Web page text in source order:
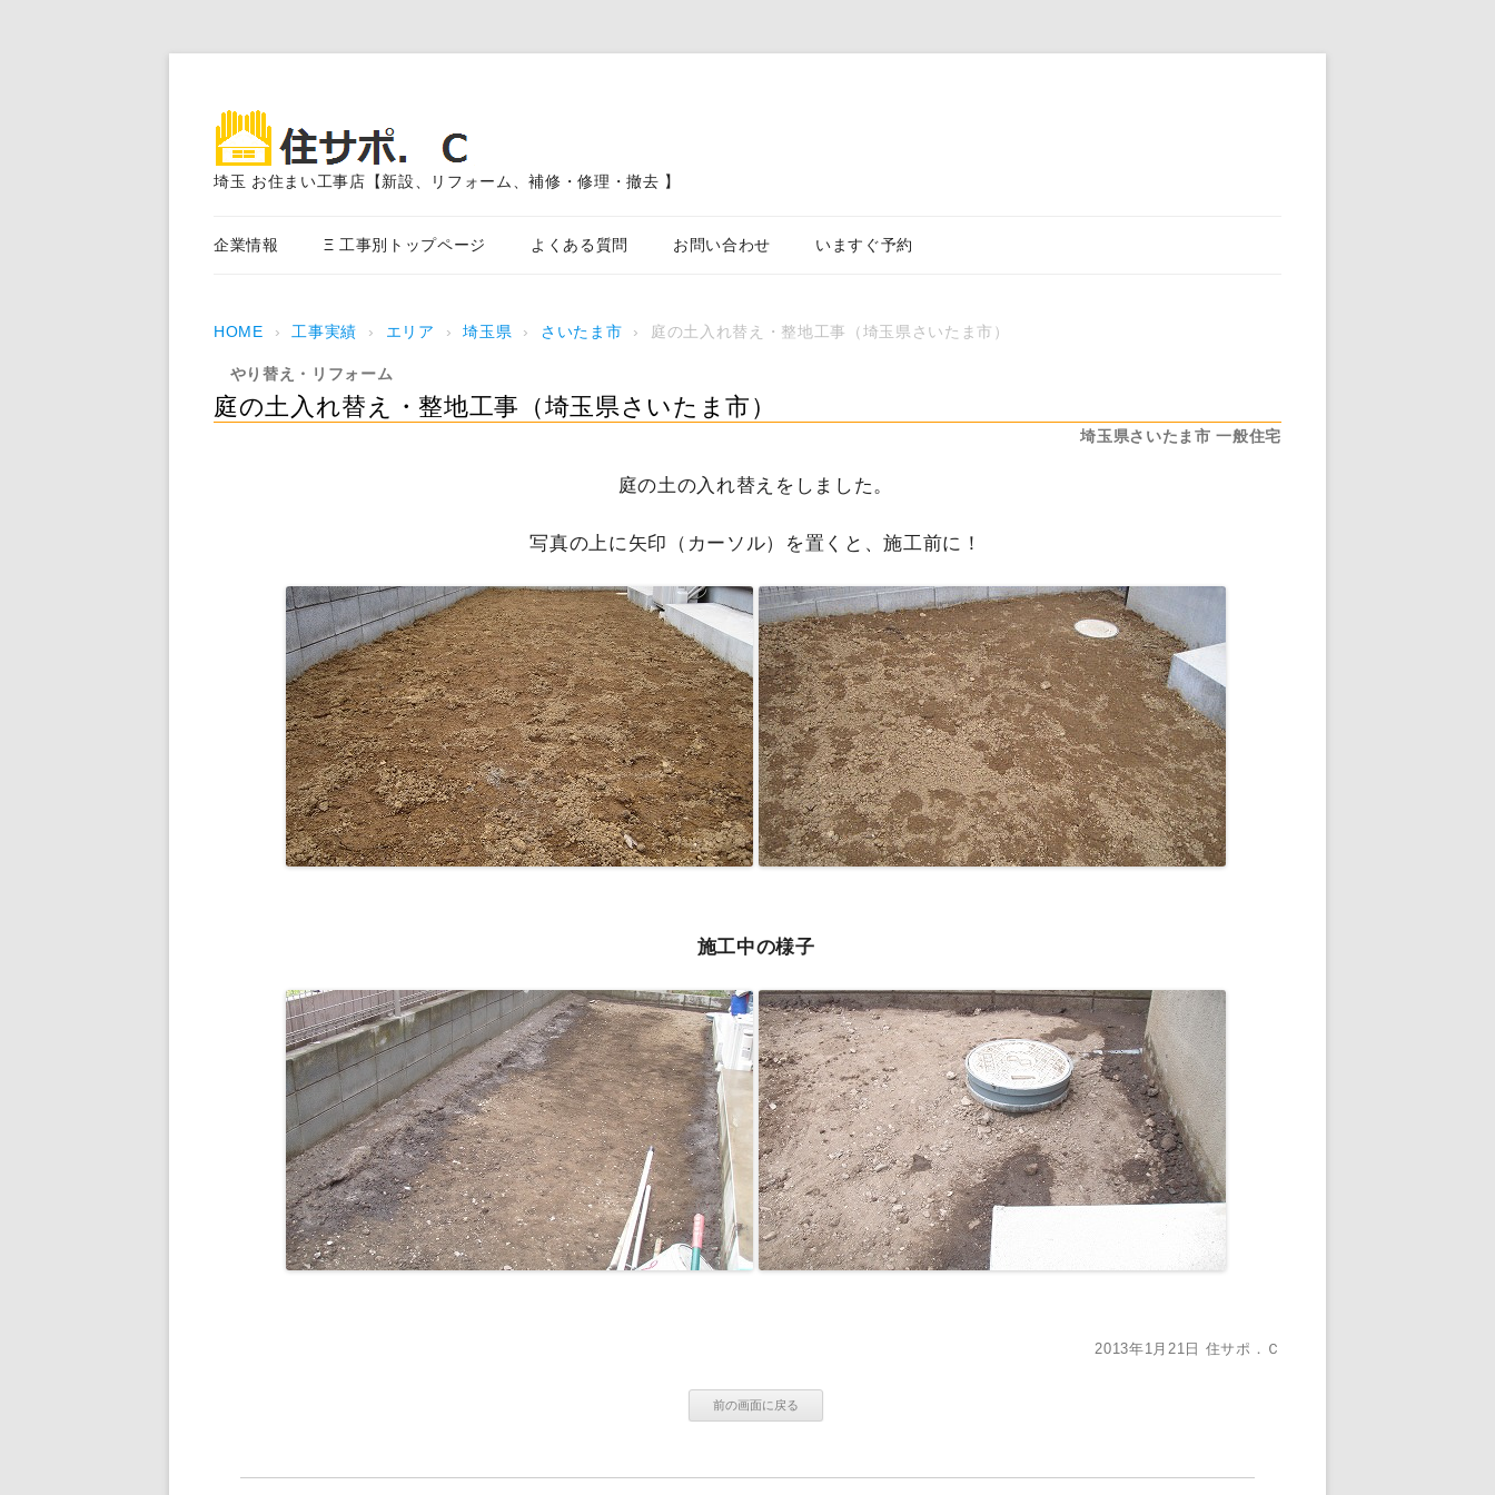
埼玉 お住まい工事店【新設、リフォーム、補修・修理・撤去 】
企業情報
Ξ 工事別トップページ
カーポート駐車場工事
アスファルト舗装
事
よくある質問 お問い合わせ いますぐ予約
HOME › 工事実績 › エリア › 埼玉県 › さいたま市 › 庭の土入れ替え・整地工事（埼玉県さいたま市）
やり替え・リフォーム
庭の土入れ替え・整地工事（埼玉県さいたま市）
埼玉県さいたま市 一般住宅
庭の土の入れ替えをしました。
写真の上に矢印（カーソル）を置くと、施工前に！
施工中の様子
2013年1月21日 住サポ．Ｃ